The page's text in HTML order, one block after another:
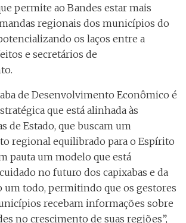
permite ao Bandes estar mais
regionais dos municípios do
os laços entre a
e secretários de
de Desenvolvimento Econômico é
que está alinhada às
de Estado, que buscam um
regional equilibrado para o Espírito
pauta um modelo que está
no futuro dos capixabas e da
um todo, permitindo que os gestores
recebam informações sobre
no crescimento de suas regiões”,